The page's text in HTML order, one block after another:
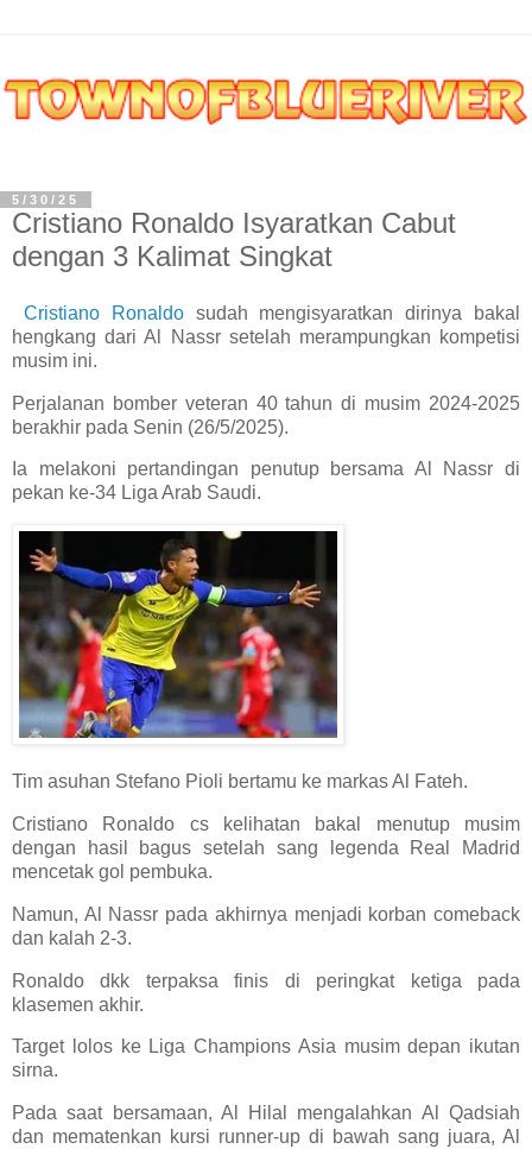
5/30/25
Cristiano Ronaldo Isyaratkan Cabut
dengan 3 Kalimat Singkat
Cristiano Ronaldosudah mengisyaratkan dirinya bakal
hengkang dari Al Nassr setelah merampungkan kompetisi
musim ini.
Perjalanan bomber veteran 40 tahun di musim 2024-2025
berakhir pada Senin (26/5/2025).
Ia melakoni pertandingan penutup bersama Al Nassr di
pekan ke-34 Liga Arab Saudi.
Tim asuhan Stefano Pioli bertamu ke markas Al Fateh.
Cristiano Ronaldo cs kelihatan bakal menutup musim
dengan hasil bagus setelah sang legenda Real Madrid
mencetak gol pembuka.
Namun, Al Nassr pada akhirnya menjadi korban comeback
dan kalah 2-3.
Ronaldo dkk terpaksa finis di peringkat ketiga pada
klasemen akhir.
Target lolos ke Liga Champions Asia musim depan ikutan
sirna.
Pada saat bersamaan, Al Hilal mengalahkan Al Qadsiah
dan mematenkan kursi runner-up di bawah sang juara, Al